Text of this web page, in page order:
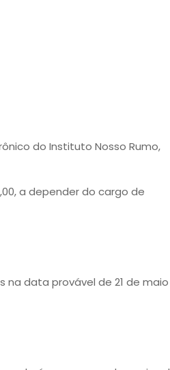
do Instituto Nosso Rumo,
a depender do cargo de
na data provável de 21 de maio